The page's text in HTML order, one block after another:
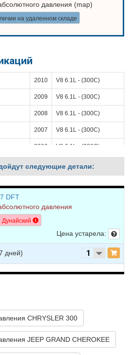
давления (map)
на удаленном складе
2010 V8 6.1L - (300С)
2009 V8 6.1L - (300С)
2008 V8 6.1L - (300С)
2007 V8 6.1L - (300С)
2006 V8 6.1L - (300С)
Turbocharged
2010 V6 3.7L
Turbocharged
2009 V6 3.7L
2009 V8 4.7L
следующие детали:
DFT
давления
Дунайский
Цена устарела:
дней)
CHRYSLER 300
JEEP GRAND CHEROKEE